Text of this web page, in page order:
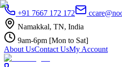
+91 7667 172 172
Namakkal, TN, India
9am-6pm [Mon to Sat]
About UsContact UsMy Account